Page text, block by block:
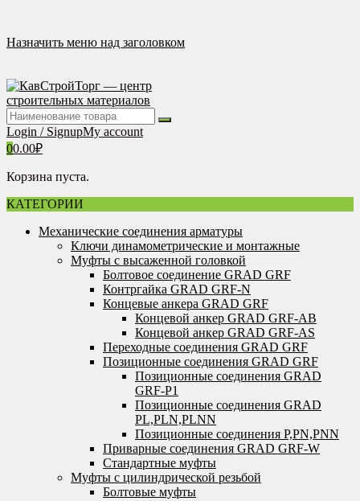
содержимому
Назначить меню над заголовком
Login / SignupMy account
00.00₽
Корзина пуста.
КАТЕГОРИИ
Механические соединения арматуры
Ключи динамометрические и монтажные
Муфты с высаженной головкой
Болтовое соединение GRAD GRF
Контргайка GRAD GRF-N
Концевые анкера GRAD GRF
Концевой анкер GRAD GRF-AB
Концевой анкер GRAD GRF-AS
Переходные соединения GRAD GRF
Позиционные соединения GRAD GRF
Позиционные соединения GRAD
GRF-P1
Позиционные соединения GRAD
PL,PLN,PLNN
Позиционные соединения P,PN,PNN
Приварные соединения GRAD GRF-W
Стандартные муфты
Муфты с цилиндрической резьбой
Болтовые муфты